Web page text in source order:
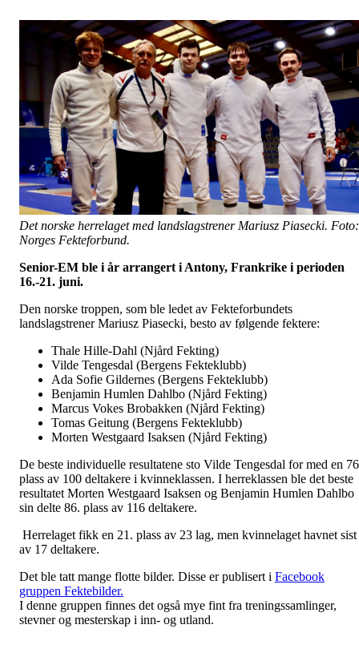
Det norske herrelaget med landslagstrener Mariusz Piasecki. Foto:
Norges Fekteforbund.
Senior-EM ble i år arrangert i Antony, Frankrike i perioden
16.-21. juni.
Den norske troppen, som ble ledet av Fekteforbundets
landslagstrener Mariusz Piasecki, besto av følgende fektere:
Thale Hille-Dahl (Njård Fekting)
Vilde Tengesdal (Bergens Fekteklubb)
Ada Sofie Gildernes (Bergens Fekteklubb)
Benjamin Humlen Dahlbo (Njård Fekting)
Marcus Vokes Brobakken (Njård Fekting)
Tomas Geitung (Bergens Fekteklubb)
Morten Westgaard Isaksen (Njård Fekting)
De beste individuelle resultatene sto Vilde Tengesdal for med en
plass av 100 deltakere i kvinneklassen. I herreklassen ble det beste
resultatet Morten Westgaard Isaksen og Benjamin Humlen Dahlbo
sin delte 86. plass av 116 deltakere.
Herrelaget fikk en 21. plass av 23 lag, men kvinnelaget havnet sist
av 17 deltakere.
Det ble tatt mange flotte bilder. Disse er publisert i Facebook
gruppen Fektebilder.
I denne gruppen finnes det også mye fint fra treningssamlinger,
stevner og mesterskap i inn- og utland.